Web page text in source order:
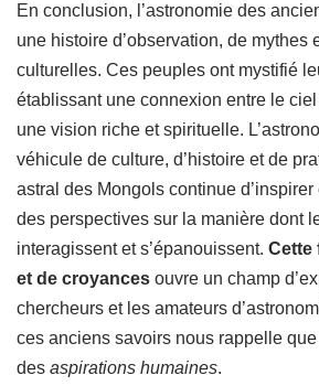
En conclusion, l’astronomie des
une histoire d’observation, de mythes
culturelles. Ces peuples ont mystifié
établissant une connexion entre le
une vision riche et spirituelle.
véhicule de culture, d’histoire et de
astral des Mongols continue d’inspirer
des perspectives sur la manière dont
interagissent et s’épanouissent. Cette
et de croyances ouvre un champ
chercheurs et les amateurs
ces anciens savoirs nous rappelle
des aspirations humaines.